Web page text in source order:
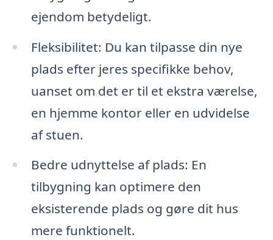
ejendom betydeligt.
Fleksibilitet: Du kan tilpasse din nye
plads efter jeres specifikke behov,
uanset om det er til et ekstra værelse,
en hjemme kontor eller en udvidelse
af stuen.
Bedre udnyttelse af plads: En
tilbygning kan optimere den
eksisterende plads og gøre dit hus
mere funktionelt.